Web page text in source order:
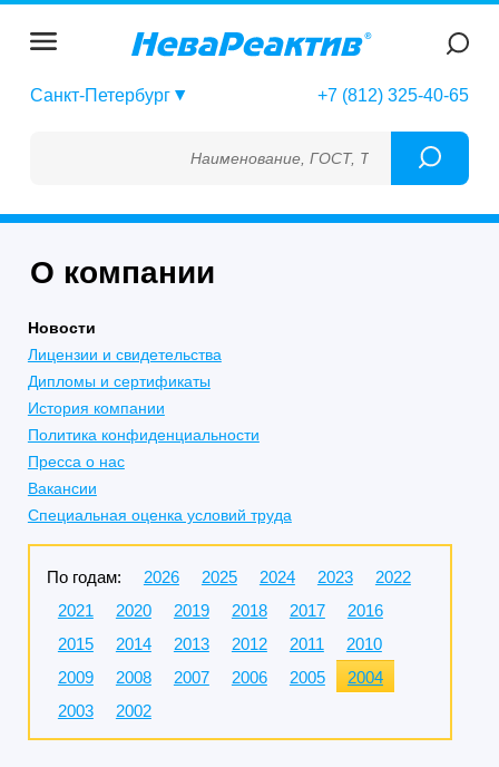
Санкт-Петербург +7 (812) 325-40-65
Наименование, ГОСТ, ТУ, ГСО, МСО,
О компании
Новости
Лицензии и свидетельства
Дипломы и сертификаты
История компании
Политика конфиденциальности
Пресса о нас
Вакансии
Специальная оценка условий труда
По годам: 2026 2025 2024 2023
2022
2021
2020 2019 2018 2017
2016
2015
2014 2013 2012 2011
2010
2009
2008 2007 2006 2005
2004
2003
2002